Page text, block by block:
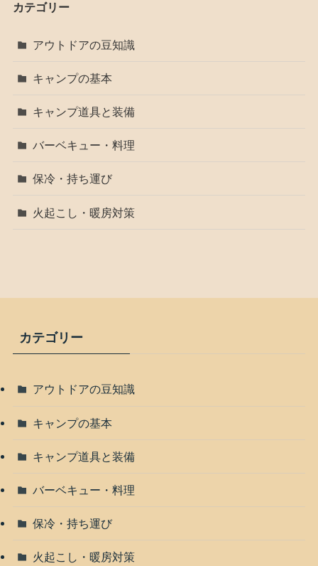
カテゴリー
アウトドアの豆知識
キャンプの基本
キャンプ道具と装備
バーベキュー・料理
保冷・持ち運び
火起こし・暖房対策
カテゴリー
アウトドアの豆知識
キャンプの基本
キャンプ道具と装備
バーベキュー・料理
保冷・持ち運び
火起こし・暖房対策